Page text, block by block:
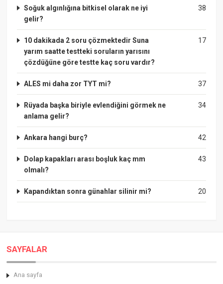
38
Soğuk algınlığına bitkisel olarak ne iyi
gelir?
17
10 dakikada 2 soru çözmektedir Suna
yarım saatte testteki soruların yarısını
çözdüğüne göre testte kaç soru vardır?
37
ALES mi daha zor TYT mi?
34
Rüyada başka biriyle evlendiğini görmek ne
anlama gelir?
42
Ankara hangi burç?
43
Dolap kapakları arası boşluk kaç mm
olmalı?
20
Kapandıktan sonra günahlar silinir mi?
SAYFALAR
Ana sayfa